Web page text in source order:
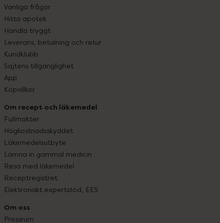
Vanliga frågor
Hitta apotek
Handla tryggt
Leverans, betalning och retur
Kundklubb
Sajtens tillgänglighet
App
Köpvillkor
Om recept och läkemedel
Fullmakter
Högkostnadsskyddet
Läkemedelsutbyte
Lämna in gammal medicin
Resa med läkemedel
Receptregistret
Elektroniskt expertstöd, EES
Om oss
Pressrum